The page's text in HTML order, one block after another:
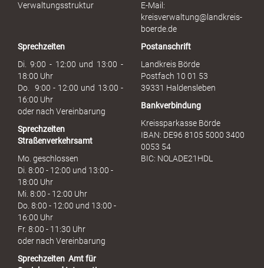
u
h
Verwaltungsstruktur
E-Mail:
kreisverwaltung@landkreis-
boerde.de
Sprechzeiten
Di. 9:00 - 12:00 und 13:00 -
18:00 Uhr
Do. 9:00 - 12:00 und 13:00 -
16:00 Uhr
oder nach Vereinbarung
Sprechzeiten
Straßenverkehrsamt
Mo. geschlossen
Di. 8:00 - 12:00 und 13:00 -
18:00 Uhr
Mi. 8:00 - 12:00 Uhr
Do. 8:00 - 12:00 und 13:00 -
16:00 Uhr
Fr. 8:00 - 11:30 Uhr
oder nach Vereinbarung
Sprechzeiten Amt für
Postanschrift
Landkreis Börde
Postfach 10 01 53
39331 Haldensleben
Bankverbindung
Kreissparkasse Börde
IBAN: DE96 8105 5000 3400
0053 54
BIC: NOLADE21HDL